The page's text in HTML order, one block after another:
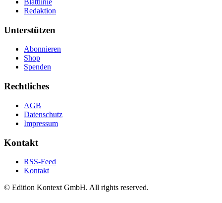
Blattlinie
Redaktion
Unterstützen
Abonnieren
Shop
Spenden
Rechtliches
AGB
Datenschutz
Impressum
Kontakt
RSS-Feed
Kontakt
© Edition Kontext GmbH. All rights reserved.